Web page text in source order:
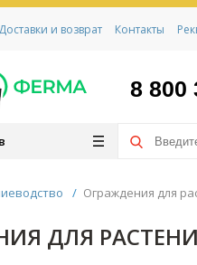
Доставки и возврат Контакты
8 800
/ Ограждения для
ДЛЯ